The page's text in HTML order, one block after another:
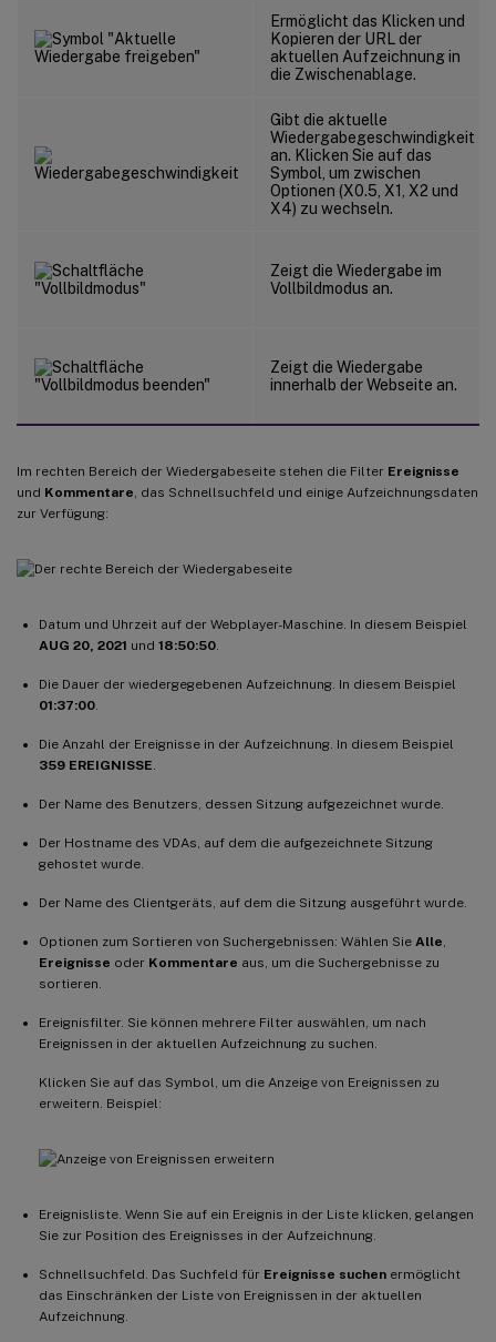
Ermöglicht das Klicken und
Kopieren der URL der
aktuellen Aufzeichnung in
die Zwischenablage.
Gibt die aktuelle
Wiedergabegeschwindigkeit
an. Klicken Sie auf das
Symbol, um zwischen
Optionen (X0.5, X1, X2 und
X4) zu wechseln.
Zeigt die Wiedergabe im
Vollbildmodus an.
Zeigt die Wiedergabe
innerhalb der Webseite an.
Im rechten Bereich der Wiedergabeseite stehen die Filter Ereignisse
und Kommentare , das Schnellsuchfeld und einige Aufzeichnungsdaten
zur Verfügung:
Datum und Uhrzeit auf der Webplayer-Maschine. In diesem Beispiel
AUG 20, 2021 und 18:50:50
Die Dauer der wiedergegebenen Aufzeichnung. In diesem Beispiel
01:37:00
Die Anzahl der Ereignisse in der Aufzeichnung. In diesem Beispiel
359 EREIGNISSE
Der Name des Benutzers, dessen Sitzung aufgezeichnet wurde.
Der Hostname des VDAs, auf dem die aufgezeichnete Sitzung
gehostet wurde.
Der Name des Clientgeräts, auf dem die Sitzung ausgeführt wurde.
Optionen zum Sortieren von Suchergebnissen: Wählen Sie Alle
Ereignisse oder Kommentare aus, um die Suchergebnisse zu
sortieren.
Ereignisfilter. Sie können mehrere Filter auswählen, um nach
Ereignissen in der aktuellen Aufzeichnung zu suchen.
Klicken Sie auf das Symbol, um die Anzeige von Ereignissen zu
erweitern. Beispiel:
Ereignisliste. Wenn Sie auf ein Ereignis in der Liste klicken, gelangen
Sie zur Position des Ereignisses in der Aufzeichnung.
Schnellsuchfeld. Das Suchfeld für Ereignisse suchen ermöglicht
das Einschränken der Liste von Ereignissen in der aktuellen
Aufzeichnung.